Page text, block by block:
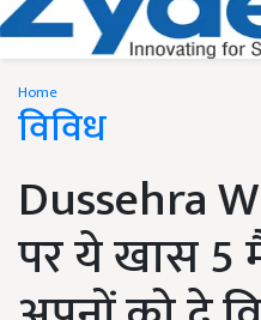
Home
विविध
Dussehra
पर ये खास